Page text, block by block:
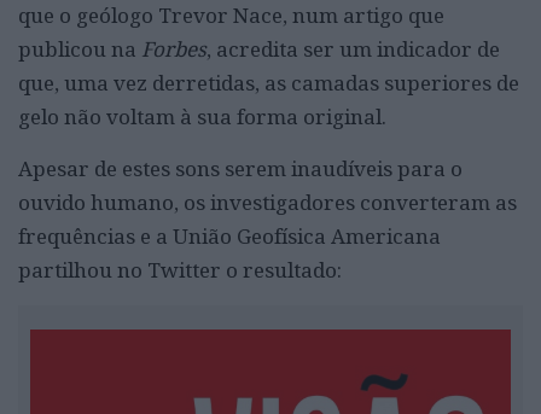
que o geólogo Trevor Nace, num artigo que
publicou na Forbes, acredita ser um indicador de
que, uma vez derretidas, as camadas superiores de
gelo não voltam à sua forma original.
Apesar de estes sons serem inaudíveis para o
ouvido humano, os investigadores converteram as
frequências e a União Geofísica Americana
partilhou no Twitter o resultado: